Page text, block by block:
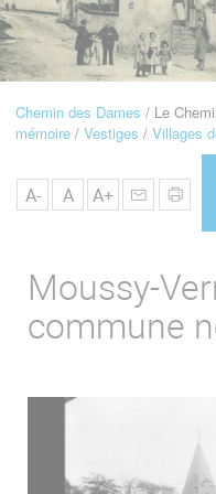
Navigation
Fil
Chemin des Dames Le
mémoire
Vestiges Villages
A- A A+
Moussy-
commune